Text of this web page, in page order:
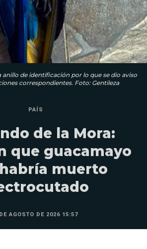
anillo de identificación por lo que se dio aviso
correspondientes. Foto: Gentileza
PAÍS
de la Mora:
que guacamayo
muerto
AGOSTO DE 2026 15:57